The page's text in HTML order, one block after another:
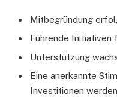
Mitbegründung
Führende Initiativen
Unterstützung
Eine anerkannte
Investitionen werden